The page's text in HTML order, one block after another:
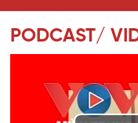
PODCAST/